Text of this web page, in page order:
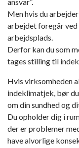
ansvar”.
Men hvis du
arbejdet foregår ved
arbejdsplads.
Derfor kan du som
tages stilling til
Hvis virksomheden
indeklimatjek, bør
omdin sundhedog
Du opholder dig i
der er problemer
have alvorlige